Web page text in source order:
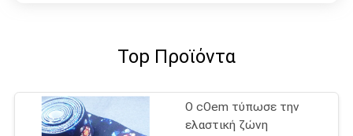
Top Προϊόντα
Ο cOem τύπωσε την
ελαστική ζώνη